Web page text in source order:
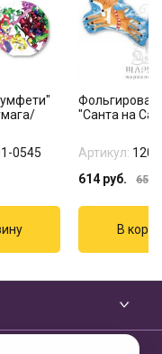
0545
"Санта на
Артикул:
614 руб. 650